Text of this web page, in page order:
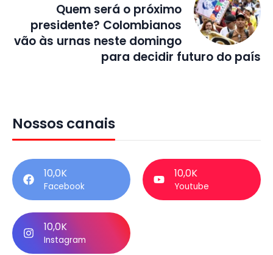
Quem será o próximo
presidente? Colombianos
vão às urnas neste domingo
para decidir futuro do país
Nossos canais
10,0K
Facebook
10,0K
Youtube
10,0K
Instagram